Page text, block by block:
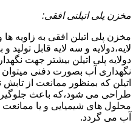
مخزن پلی اتیلنی افقی:
مخزن پلی اتیلن افقی به زاویه
لایه،دولایه و سه لایه قابل
دولایه پلی اتیلن بیشتر جهت
نگهداری آب بصورت دفنی
اتیلن که بمنظور ممانعت از
طراحی می شود،که باعث
محلول های شیمیایی و یا
آب می گردد.